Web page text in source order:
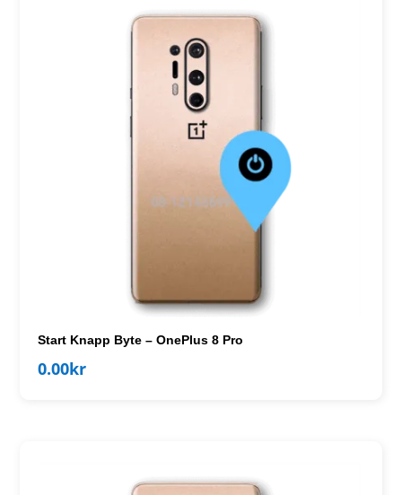
Start Knapp Byte – OnePlus 8 Pro
0.00kr